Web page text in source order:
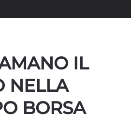
IL
NELLA
BORSA